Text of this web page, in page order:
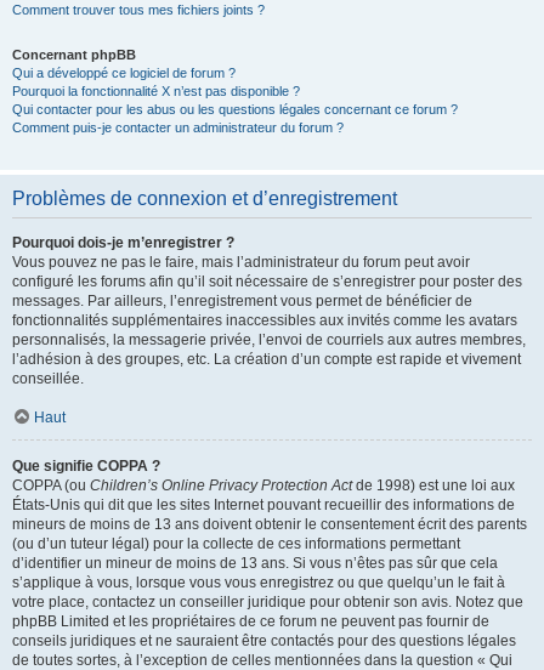
Comment trouver tous mes fichiers joints ?
Concernant phpBB
Qui a développé ce logiciel de forum ?
Pourquoi la fonctionnalité X n’est pas disponible ?
Qui contacter pour les abus ou les questions légales concernant ce forum ?
Comment puis-je contacter un administrateur du forum ?
Problèmes de connexion et d’enregistrement
Pourquoi dois-je m’enregistrer ?
Vous pouvez ne pas le faire, mais l’administrateur du forum peut avoir
configuré les forums afin qu’il soit nécessaire de s’enregistrer pour poster des
messages. Par ailleurs, l’enregistrement vous permet de bénéficier de
fonctionnalités supplémentaires inaccessibles aux invités comme les avatars
personnalisés, la messagerie privée, l’envoi de courriels aux autres membres,
l’adhésion à des groupes, etc. La création d’un compte est rapide et vivement
conseillée.
Haut
Que signifie COPPA ?
COPPA (ou Children’s Online Privacy Protection Actde 1998) est une loi aux
États-Unis qui dit que les sites Internet pouvant recueillir des informations de
mineurs de moins de 13 ans doivent obtenir le consentement écrit des parents
(ou d’un tuteur légal) pour la collecte de ces informations permettant
d’identifier un mineur de moins de 13 ans. Si vous n’êtes pas sûr que cela
s’applique à vous, lorsque vous vous enregistrez ou que quelqu’un le fait à
votre place, contactez un conseiller juridique pour obtenir son avis. Notez que
phpBB Limited et les propriétaires de ce forum ne peuvent pas fournir de
conseils juridiques et ne sauraient être contactés pour des questions légales
de toutes sortes, à l’exception de celles mentionnées dans la question « Qui